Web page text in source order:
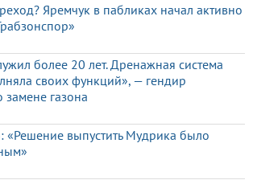
Яремчук в пабликах начал активно
более 20 лет. Дренажная система
своих функций», — гендир
газона
«Решение выпустить Мудрика было